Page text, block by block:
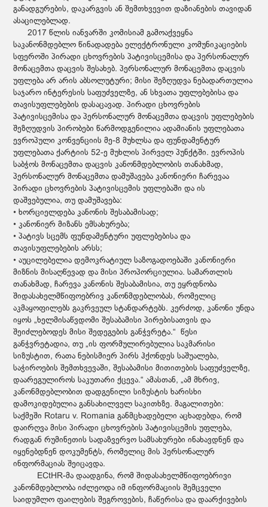
განადგურების, დაკარგვის ან შემთხვევით დაზიანების თავიდან
ასაცილებლად.
2017 წლის იანვარში კომისიამ გამოაქვეყნა
საკანონმდებლო წინადადება ელექტრონული კომუნიკაციების
სფეროში პირადი ცხოვრების პატივისცემისა და პერსონალურ
მონაცემთა დაცვის შესახებ. პერსონალურ მონაცემთა დაცვის
უფლება არ არის აბსოლუტური; მისი შეზღუდვა ნებადართულია
საჯარო ინტერესის საფუძველზე, ან სხვათა უფლებებისა და
თავისუფლებების დასაცავად. პირადი ცხოვრების
პატივისცემისა და პერსონალურ მონაცემთა დაცვის უფლებების
შეზღუდვის პირობები წარმოდგენილია ადამიანის უფლებათა
ევროპული კონვენციის მე-8 მუხლსა და ფუნდამენტურ
უფლებათა ქარტიის 52-ე მუხლის პირველ პუნქტში. ევროპის
საბჭოს მონაცემთა დაცვის კანონმდებლობის თანახმად,
პერსონალურ მონაცემთა დამუშავება კანონიერი ჩარევაა
პირადი ცხოვრების პატივისცემის უფლებაში და ის
დაშვებულია, თუ დამუშავება:
• ხორციელდება კანონის შესაბამისად;
• კანონიერ მიზანს ემსახურება;
• პატივს სცემს ფუნდამენტური უფლებებისა და
თავისუფლებების არსს;
• აუცილებელია დემოკრატიულ საზოგადოებაში კანონიერი
მიზნის მისაღწევად და მისი პროპორციულია. სამართლის
თანახმად, ჩარევა კანონის შესაბამისია, თუ ეყრდნობა
შიდასახელმწიფოებრივ კანონმდებლობას, რომელიც
აკმაყოფილებს გაკრვეულ სტანდარტებს. კერძოდ, კანონი უნდა
იყოს „ხელმისაწვდომი შესაბამისი პირებისათვის და
შეიძლებოდეს მისი შედეგების განჭვრეტა.“ წესი
განჭვრეტადია, თუ „ის ფორმულირებულია საკმარისი
სიზუსტით, რათა ნებისმიერ პირს ჰქონდეს საშუალება,
საჭიროების შემთხვევაში, შესაბამისი მითითების საფუძველზე,
დაარეგულიროს საკუთარი ქცევა.“ ამასთან, „ამ მხრივ,
კანონმდებლობით დადგენილი სიზუსტის ხარისხი
დამოკიდებულია განსახილველ საკითხზე. მაგალითები:
საქმეში Rotaru v. Romania განმცხადებელი აცხადებდა, რომ
დაირღვა მისი პირადი ცხოვრების პატივისცემის უფლება,
რადგან რუმინეთის სადაზვერვო სამსახურები ინახავდნენ და
იყენებდნენ დოკუმენტს, რომელიც მის პერსონალურ
ინფორმაციას შეიცავდა.
ECtHR-მა დაადგინა, რომ შიდასახელმწიფოებრივი
კანონმდებლობა იძლეოდა იმ ინფორმაციის შემცველი
საიდუმლო ფაილების შეგროვების, ჩაწერისა და დაარქივების